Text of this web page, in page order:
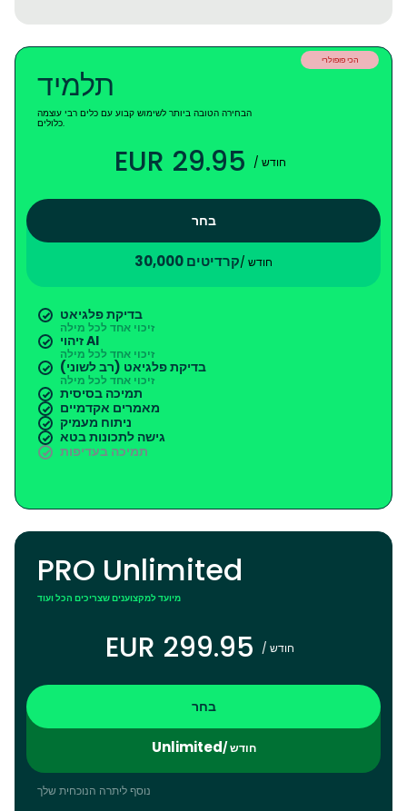
הכי פופולרי
תלמיד
הבחירה הטובה ביותר לשימוש קבוע עם כלים רבי עוצמה
כלולים.
EUR 29.95 / חודש
בחר
30,000 קרדיטים / חודש
בדיקת פלגיאט
זיכוי אחד לכל מילה
זיהוי AI
זיכוי אחד לכל מילה
בדיקת פלגיאט (רב לשוני)
זיכוי אחד לכל מילה
תמיכה בסיסית
מאמרים אקדמיים
ניתוח מעמיק
גישה לתכונות בטא
תמיכה בעדיפות
PRO Unlimited
מיועד למקצוענים שצריכים הכל ועוד
EUR 299.95 / חודש
בחר
Unlimited / חודש
נוסף ליתרה הנוכחית שלך